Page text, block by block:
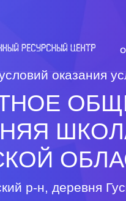
оказания
р-н, деревня